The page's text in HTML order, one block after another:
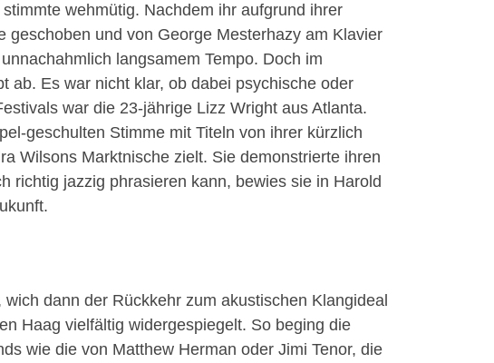
wehmütig. Nachdem ihr aufgrund ihrer
und von George Mesterhazy am Klavier
langsamem Tempo. Doch im
ab. Es war nicht klar, ob dabei psychische oder
war die 23-jährige Lizz Wright aus Atlanta.
geschulten Stimme mit Titeln von ihrer kürzlich
Wilsons Marktnische zielt. Sie demonstrierte ihren
richtig jazzig phrasieren kann, bewies sie in Harold
dann der Rückkehr zum akustischen Klangideal
Haag vielfältig widergespiegelt. So beging die
wie die von Matthew Herman oder Jimi Tenor, die